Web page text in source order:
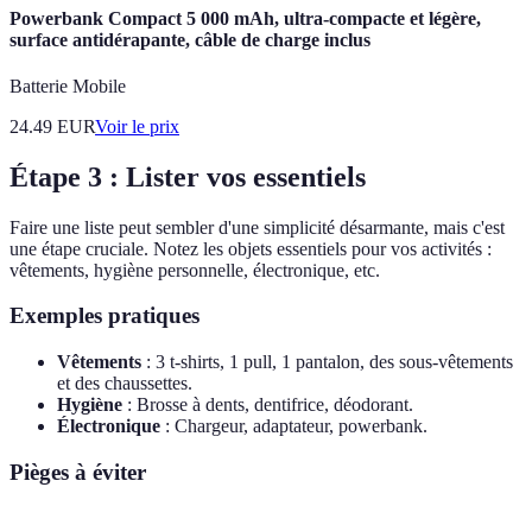
Powerbank Compact 5 000 mAh, ultra-compacte et légère,
surface antidérapante, câble de charge inclus
Batterie Mobile
24.49 EURVoir le prix
Étape 3 : Lister vos essentiels
Faire une liste peut sembler d'une simplicité désarmante, mais c'est
une étape cruciale. Notez les objets essentiels pour vos activités :
vêtements, hygiène personnelle, électronique, etc.
Exemples pratiques
Vêtements : 3 t-shirts, 1 pull, 1 pantalon, des sous-vêtements
et des chaussettes.
Hygiène : Brosse à dents, dentifrice, déodorant.
Électronique : Chargeur, adaptateur, powerbank.
Pièges à éviter